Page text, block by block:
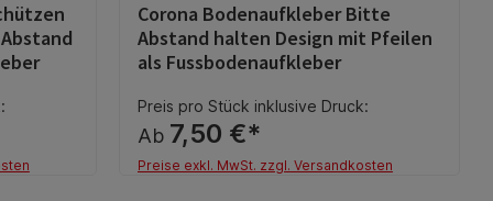
von 0 von 5 SternenDurchschnittliche Bewertung von 0 von 5
Corona Bodenaufkleber Bitte
Abstand halten Design mit Pfeilen
als Fussbodenaufkleber
Preis pro Stück inklusive Druck:
Ab 7,50 €*
Preise exkl. MwSt. zzgl. Versandkosten